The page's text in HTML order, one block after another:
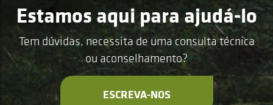
Estamos aqui para ajudá-lo
Tem dúvidas, necessita de uma consulta técnica
ou aconselhamento?
ESCREVA-NOS